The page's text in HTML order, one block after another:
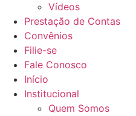
Vídeos
Prestação de Contas
Convênios
Filie-se
Fale Conosco
Início
Institucional
Quem Somos